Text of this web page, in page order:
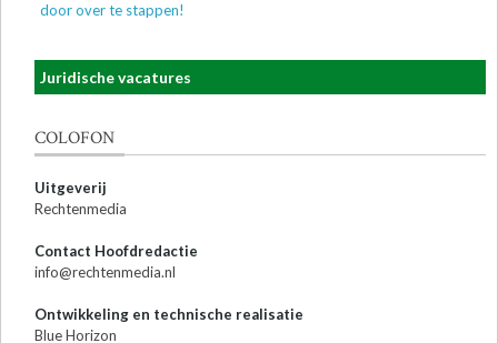
door over te stappen!
Juridische vacatures
COLOFON
Uitgeverij
Rechtenmedia
Contact Hoofdredactie
info@rechtenmedia.nl
Ontwikkeling en technische realisatie
Blue Horizon